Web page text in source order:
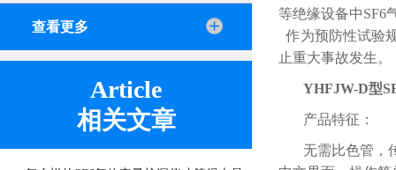
查看更多
Article
相关文章
等绝缘设备中SF6
作为预防性试验
止重大事故发生。
YHFJW-D型
产品特征：
无需比色管，